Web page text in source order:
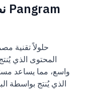
المحتوى الذي
واسع، مما يساعد
الذي يُنتج بواسطة